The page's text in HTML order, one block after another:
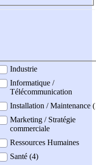
Industrie
Informatique /
Télécommunication
Installation / Maintenance
Marketing / Stratégie
commerciale
Ressources Humaines
Santé (4)